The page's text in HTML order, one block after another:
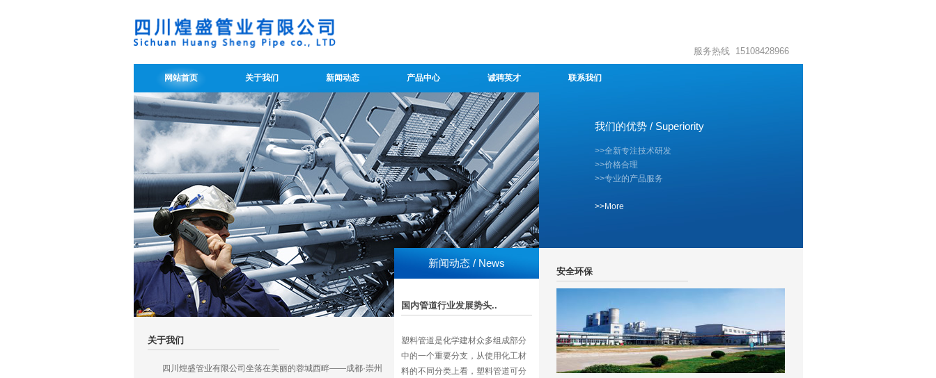
服务热线 15108428966
网站首页 关于我们 新闻动态 产品中心 诚聘英才 联系我们
关于我们
四川煌盛管业有限公司坐落在美丽的蓉城西畔——成都·崇州
新闻动态 / News
国内管道行业发展势头..
塑料管道是化学建材众多组成部分
中的一个重要分支，从使用化工材
料的不同分类上看，塑料管道可分
我们的优势 / Superiority
>>全新专注技术研发
>>价格合理
>>专业的产品服务
>>More
安全环保